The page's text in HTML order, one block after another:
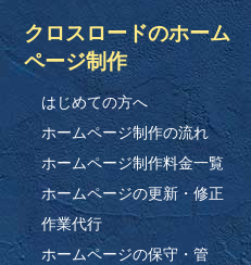
クロスロードのホーム
ページ制作
はじめての方へ
ホームページ制作の流れ
ホームページ制作料金一覧
ホームページの更新・修正
作業代行
ホームページの保守・管